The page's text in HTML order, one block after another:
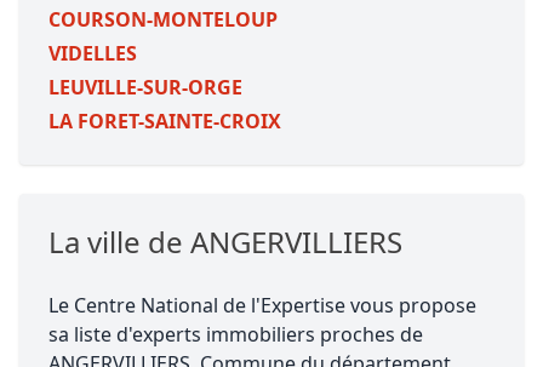
COURSON-MONTELOUP
VIDELLES
LEUVILLE-SUR-ORGE
LA FORET-SAINTE-CROIX
La ville de ANGERVILLIERS
Le Centre National de l'Expertise vous propose
sa liste d'experts immobiliers proches de